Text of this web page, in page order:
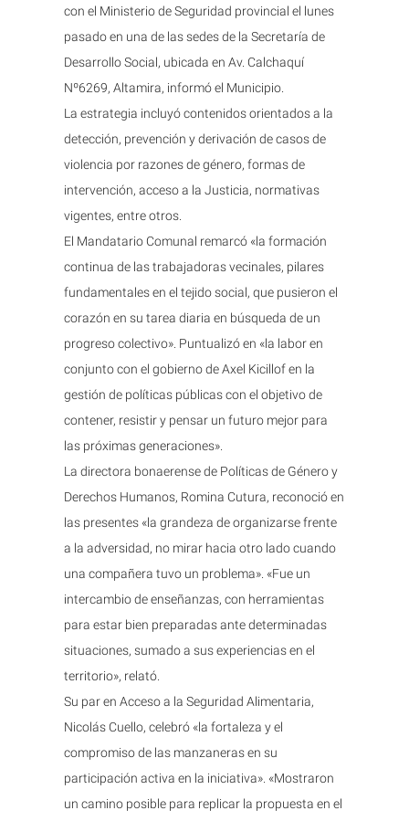
con el Ministerio de Seguridad provincial el lunes
pasado en una de las sedes de la Secretaría de
Desarrollo Social, ubicada en Av. Calchaquí
Nº6269, Altamira, informó el Municipio.
La estrategia incluyó contenidos orientados a la
detección, prevención y derivación de casos de
violencia por razones de género, formas de
intervención, acceso a la Justicia, normativas
vigentes, entre otros.
El Mandatario Comunal remarcó «la formación
continua de las trabajadoras vecinales, pilares
fundamentales en el tejido social, que pusieron el
corazón en su tarea diaria en búsqueda de un
progreso colectivo». Puntualizó en «la labor en
conjunto con el gobierno de Axel Kicillof en la
gestión de políticas públicas con el objetivo de
contener, resistir y pensar un futuro mejor para
las próximas generaciones».
La directora bonaerense de Políticas de Género y
Derechos Humanos, Romina Cutura, reconoció en
las presentes «la grandeza de organizarse frente
a la adversidad, no mirar hacia otro lado cuando
una compañera tuvo un problema». «Fue un
intercambio de enseñanzas, con herramientas
para estar bien preparadas ante determinadas
situaciones, sumado a sus experiencias en el
territorio», relató.
Su par en Acceso a la Seguridad Alimentaria,
Nicolás Cuello, celebró «la fortaleza y el
compromiso de las manzaneras en su
participación activa en la iniciativa». «Mostraron
un camino posible para replicar la propuesta en el